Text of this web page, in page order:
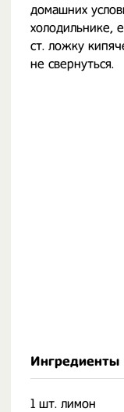
домашних
холодильнике,
ст. ложку
не свернуться.
Ингредиенты
1 шт. лимон